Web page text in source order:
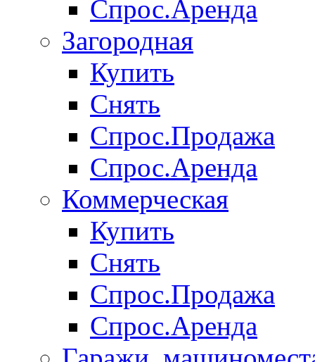
Спрос.Аренда
Загородная
Купить
Снять
Спрос.Продажа
Спрос.Аренда
Коммерческая
Купить
Снять
Спрос.Продажа
Спрос.Аренда